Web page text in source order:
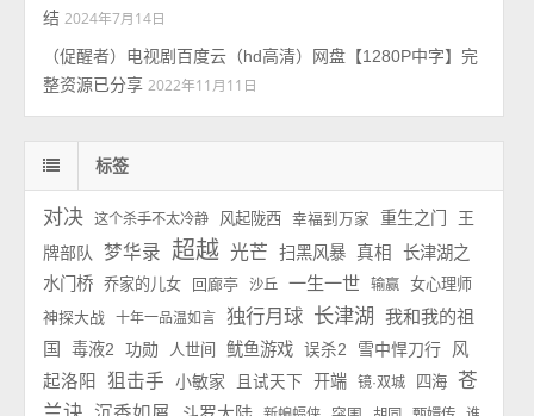
结 2024年7月14日
（促醒者）电视剧百度云（hd高清）网盘【1280P中字】完
整资源已分享 2022年11月11日
标签
对决 这个杀手不太冷静 风起陇西 幸福到万家 重生之门
王
牌部队
梦华录 超越 光芒 扫黑风暴 真相
长津湖之
水门桥
乔家的儿女 回廊亭 沙丘 一生一世 输赢
女心理师
神探大战
十年一品温如言 独行月球 长津湖
我和我的祖
国
毒液2 功勋 人世间 鱿鱼游戏 误杀2 雪中悍刀行
风
起洛阳
狙击手 小敏家 且试天下 开端 镜·双城 四海
苍